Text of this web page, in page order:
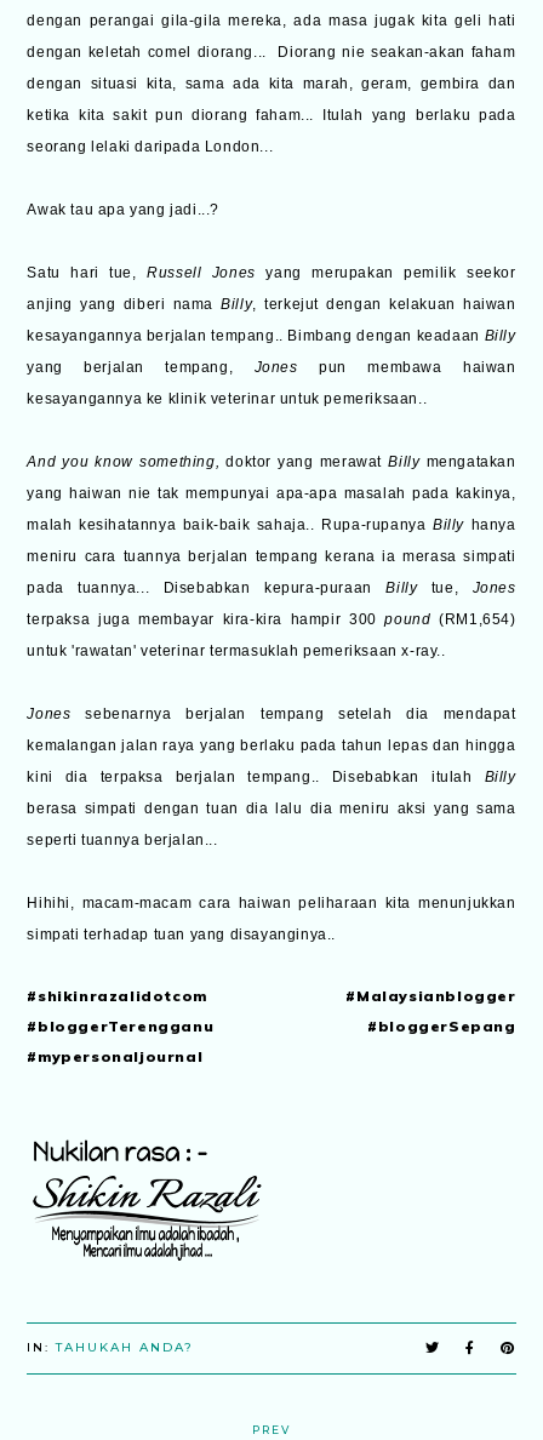
dengan perangai gila-gila mereka, ada masa jugak kita geli hati
dengan keletah comel diorang...
Diorang nie seakan-akan faham
dengan situasi kita, sama ada kita marah, geram, gembira dan
ketika kita sakit pun diorang faham...
Itulah yang berlaku pada
seorang lelaki daripada London...
Awak tau apa yang jadi...?
Satu hari tue,Russell Jonesyang merupakan pemilik seekor
anjing yang diberi nama Billy, terkejut dengan kelakuan haiwan
kesayangannya berjalan tempang.. Bimbang dengan keadaan Billy
yang berjalan tempang, Jonespun membawa haiwan
kesayangannya ke klinik veterinar untuk pemeriksaan..
And you know something,doktor yang merawatBilly mengatakan
yang haiwan nie tak mempunyai apa-apa masalah pada kakinya,
malah kesihatannya baik-baik sahaja.. Rupa-rupanya Billy hanya
meniru cara tuannya berjalan tempang kerana ia merasa simpati
pada tuannya... Disebabkan kepura-puraanBilly tue, Jones
terpaksa juga membayar kira-kira hampir 300pound(RM1,654)
untuk 'rawatan' veterinar termasuklah pemeriksaan x-ray..
Jonessebenarnya berjalan tempang setelah dia mendapat
kemalangan jalan raya yang berlaku pada tahun lepas dan hingga
kini dia terpaksa berjalan tempang.. Disebabkan itulah Billy
berasa simpati dengan tuan dia lalu dia meniru aksi yang sama
seperti tuannya berjalan...
Hihihi, macam-macam cara haiwan peliharaan kita menunjukkan
simpati terhadap tuan yang disayanginya..
#shikinrazalidotcom #Malaysianblogger
#bloggerTerengganu #bloggerSepang
#mypersonaljournal
IN:TAHUKAH ANDA?
PREV